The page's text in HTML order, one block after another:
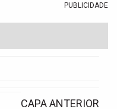
PUBLICIDADE
CAPA ANTERIOR